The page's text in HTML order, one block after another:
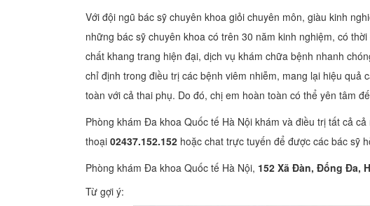
Với đội ngũ bác sỹ chuyên khoa giỏi chuyên môn, giàu kinh
những bác sỹ chuyên khoa có trên 30 năm kinh nghiệm, có
chất khang trang hiện đại, dịch vụ khám chữa bệnh nhanh
chỉ định trong điều trị các bệnh viêm nhiễm, mang lại hiệu
toàn với cả thai phụ. Do đó, chị em hoàn toàn có thể yên tâm
Phòng khám Đa khoa Quốc tế Hà Nội khám và điều trị tất cả
thoại 02437.152.152 hoặc chat trực tuyến để được các bác sỹ
Phòng khám Đa khoa Quốc tế Hà Nội, 152 Xã Đàn, Đống Đa,
Từ gợi ý: